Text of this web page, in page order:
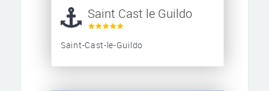
Saint Cast le Guildo
Saint-Cast-le-Guildo